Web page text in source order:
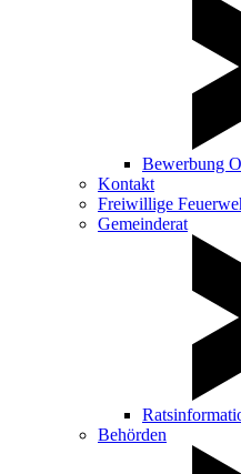
Bewerbung
Kontakt
Freiwillige
Gemeinderat
Behörden